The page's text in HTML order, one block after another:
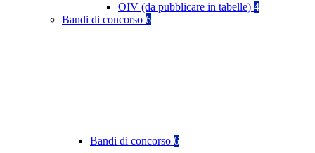
OIV (da pubblicare in tabelle) 4
Bandi di concorso 6
Bandi di concorso 6